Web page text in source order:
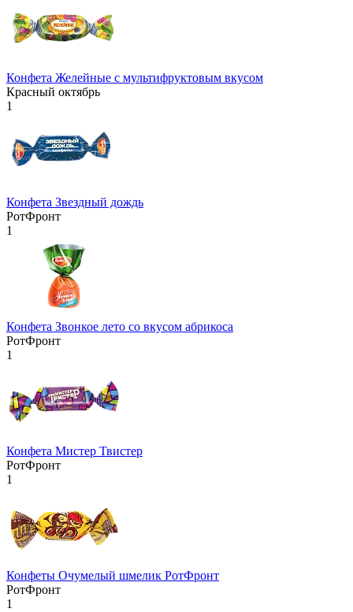
Конфета Желейные с мультифруктовым вкусом
Красный октябрь
1
Конфета Звездный дождь
РотФронт
1
Конфета Звонкое лето со вкусом абрикоса
РотФронт
1
Конфета Мистер Твистер
РотФронт
1
Конфеты Очумелый шмелик РотФронт
РотФронт
1